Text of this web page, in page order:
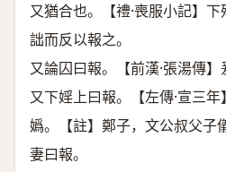
又猶合也。【禮·喪服小記】下
詘而反以報之。
又論囚曰報。【前漢·張湯傳】
又下婬上曰報。【左傳·宣三
嬀。【註】鄭子，文公叔父子
妻曰報。